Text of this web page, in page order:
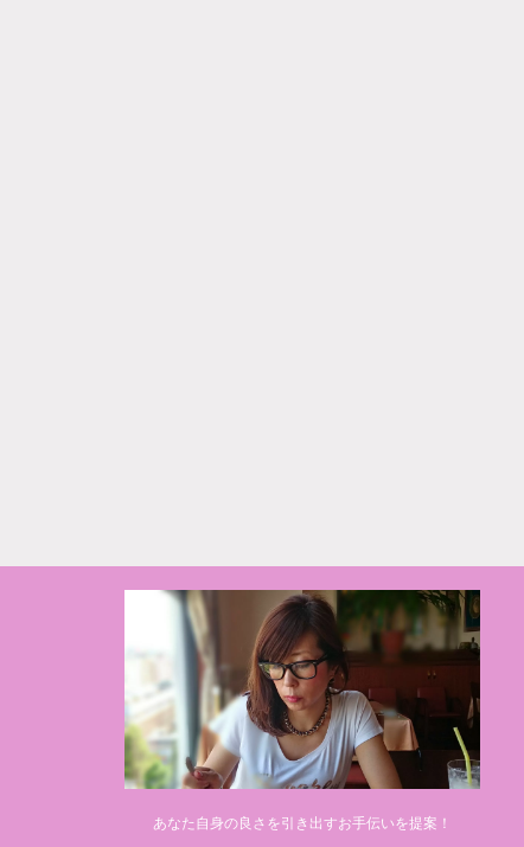
あなた自身の良さを引き出すお手伝いを提案！